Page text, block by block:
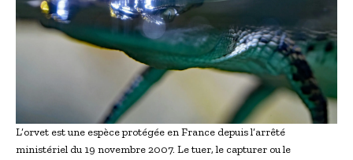
L’orvet est une espèce protégée en France depuis l’arrêté
ministériel du 19 novembre 2007. Le tuer, le capturer ou le